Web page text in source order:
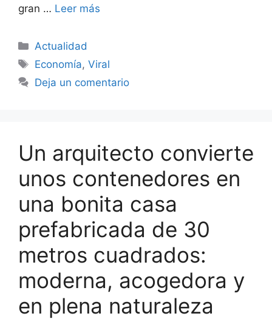
gran … Leer más
Categorías
Actualidad
Etiquetas
Economía,Viral
Deja un comentario
Un arquitecto convierte
unos contenedores en
una bonita casa
prefabricada de 30
metros cuadrados:
moderna, acogedora y
en plena naturaleza